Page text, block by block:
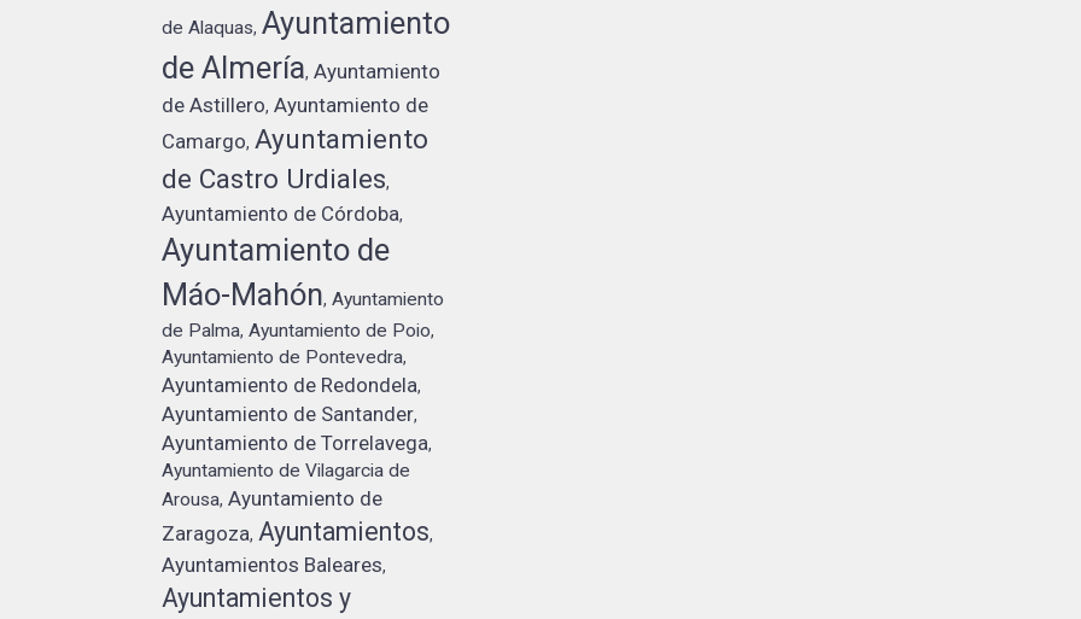
de Alaquas,Ayuntamiento
de Almería,Ayuntamiento
de Astillero,Ayuntamiento de
Camargo, Ayuntamiento
de Castro Urdiales,
Ayuntamiento de Córdoba,
Ayuntamiento de
Máo-Mahón,Ayuntamiento
de Palma,Ayuntamiento de Poio,
Ayuntamiento de Pontevedra,
Ayuntamiento de Redondela,
Ayuntamiento de Santander,
Ayuntamiento de Torrelavega,
Ayuntamiento de Vilagarcia de
Arousa,Ayuntamiento de
Zaragoza, Ayuntamientos,
Ayuntamientos Baleares,
Ayuntamientos y